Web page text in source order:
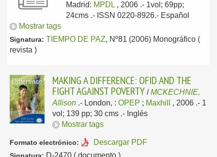
Madrid: MPDL , 2006 .- 1vol; 69pp;
24cms .- ISSN 0220-8926.- Español
Mostrar tags
Signatura: TIEMPO DE PAZ, Nº81 (2006) Monográfico (
revista )
MAKING A DIFFERENCE: OFID AND THE
FIGHT AGAINST POVERTY /MCKECHNIE,
Allison .- London, : OPEP ; Maxhill , 2006 .- 1
vol; 139 pp; 30 cms .- Inglés
Mostrar tags
Formato electrónico: Descargar PDF
D-2470 ( documento )